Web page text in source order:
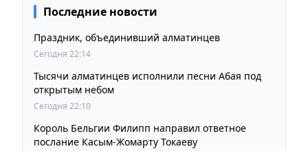
Последние новости
Праздник, объединивший алматинцев
Сегодня 22:14
Тысячи алматинцев исполнили песни Абая под
открытым небом
Сегодня 22:10
Король Бельгии Филипп направил ответное
послание Касым-Жомарту Токаеву